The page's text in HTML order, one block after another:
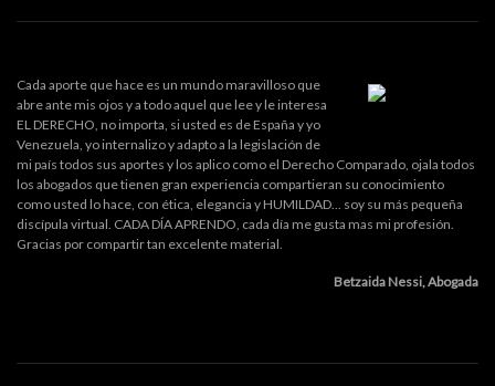
Cada aporte que hace es un mundo maravilloso que
abre ante mis ojos y a todo aquel que lee y le interesa
EL DERECHO, no importa, si usted es de España y yo
Venezuela, yo internalizo y adapto a la legislación de
mi país todos sus aportes y los aplico como el Derecho Comparado, ojala todos
los abogados que tienen gran experiencia compartieran su conocimiento
como usted lo hace, con ética, elegancia y HUMILDAD... soy su más pequeña
discípula virtual. CADA DÍA APRENDO, cada día me gusta mas mi profesión.
Gracias por compartir tan excelente material.
Betzaida Nessi, Abogada